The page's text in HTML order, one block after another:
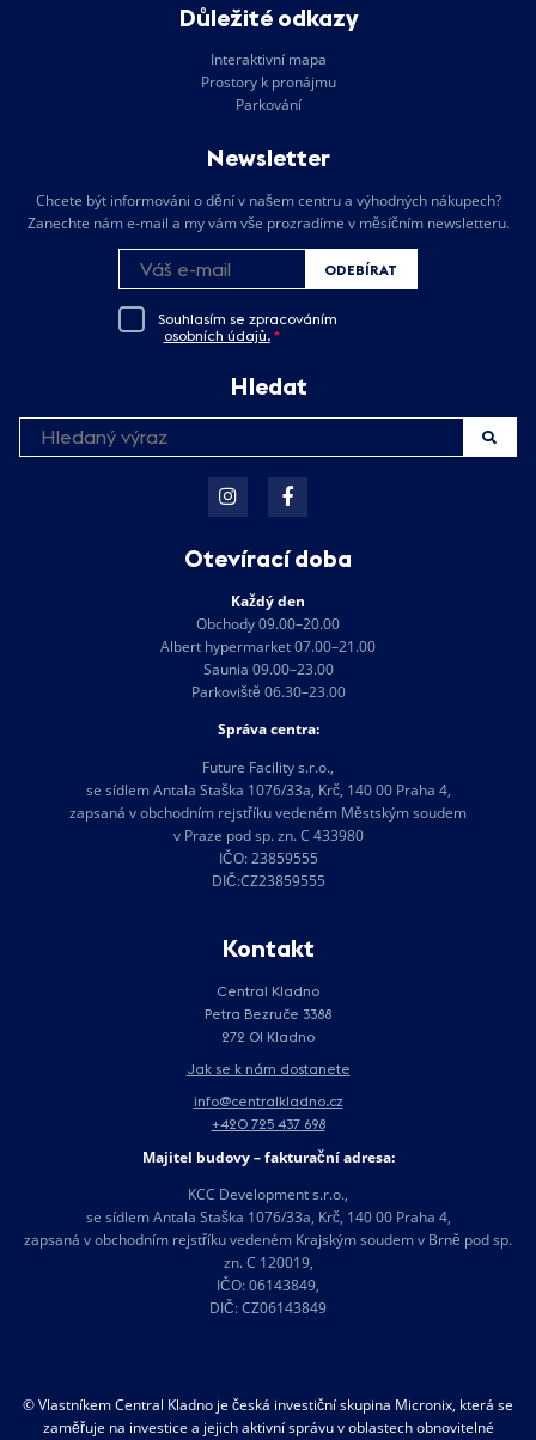
Důležité odkazy
Interaktivní mapa
Prostory k pronájmu
Parkování
Newsletter
Chcete být informováni o dění v našem centru a výhodných nákupech?
Zanechte nám e-mail a my vám vše prozradíme v měsíčním newsletteru.
Souhlasím se zpracováním
osobních údajů.*
ODEBÍRAT
Hledat
Otevírací doba
Každý den
Obchody 09.00–20.00
Albert hypermarket 07.00–21.00
Saunia 09.00–23.00
Parkoviště 06.30–23.00
Správa centra:
Future Facility s.r.o.,
se sídlem Antala Staška 1076/33a, Krč, 140 00 Praha 4,
zapsaná v obchodním rejstříku vedeném Městským soudem
v Praze pod sp. zn. C 433980
IČO: 23859555
DIČ:CZ23859555
Kontakt
Central Kladno
Petra Bezruče 3388
272 01 Kladno
Jak se k nám dostanete
info@centralkladno.cz
+420 725 437 698
Majitel budovy – fakturační adresa:
KCC Development s.r.o.,
se sídlem Antala Staška 1076/33a, Krč, 140 00 Praha 4,
zapsaná v obchodním rejstříku vedeném Krajským soudem v Brně pod sp.
zn. C 120019,
IČO: 06143849,
DIČ: CZ06143849
© Vlastníkem Central Kladno je česká investiční skupina Micronix, která se
zaměřuje na investice a jejich aktivní správu v oblastech obnovitelné